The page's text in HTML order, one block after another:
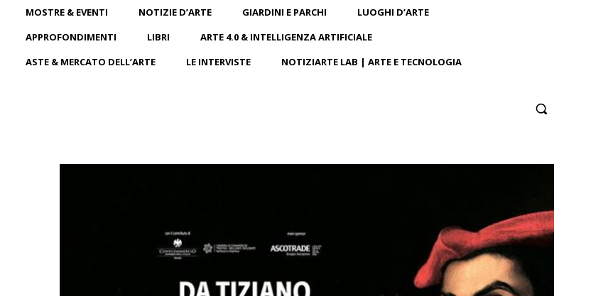
MOSTRE & EVENTI NOTIZIE D’ARTE GIARDINI E PARCHI
LUOGHI D’ARTE
APPROFONDIMENTI
LIBRI
ARTE 4.0 & INTELLIGENZA ARTIFICIALE
ASTE & MERCATO DELL’ARTE
LE INTERVISTE NOTIZIARTE LAB | ARTE E TECNOLOGIA